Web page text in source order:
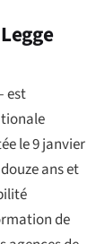
est
le 9 janvier
ans et
de